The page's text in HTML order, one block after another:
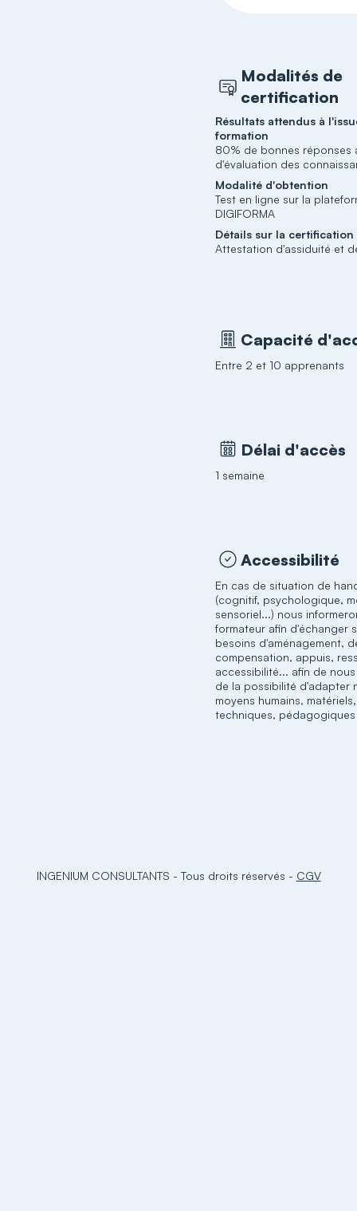
Modalités de
certification
Résultats attendus à
formation
80% de bonnes réponses
d'évaluation des
Modalité d'obtention
Test en ligne sur la
DIGIFORMA
Détails sur la certification
Attestation d'assiduité et
Capacité
Entre 2 et 10 apprenants
Délai d'accès
1 semaine
Accessibilité
En cas de situation de
(cognitif, psychologique,
sensoriel...) nous
formateur afin d'échanger
besoins d'aménagement,
compensation, appuis,
accessibilité... afin de
de la possibilité d'adapter
moyens humains, matériels,
techniques, pédagogiques
INGENIUM CONSULTANTS - Tous droits réservés - CGV